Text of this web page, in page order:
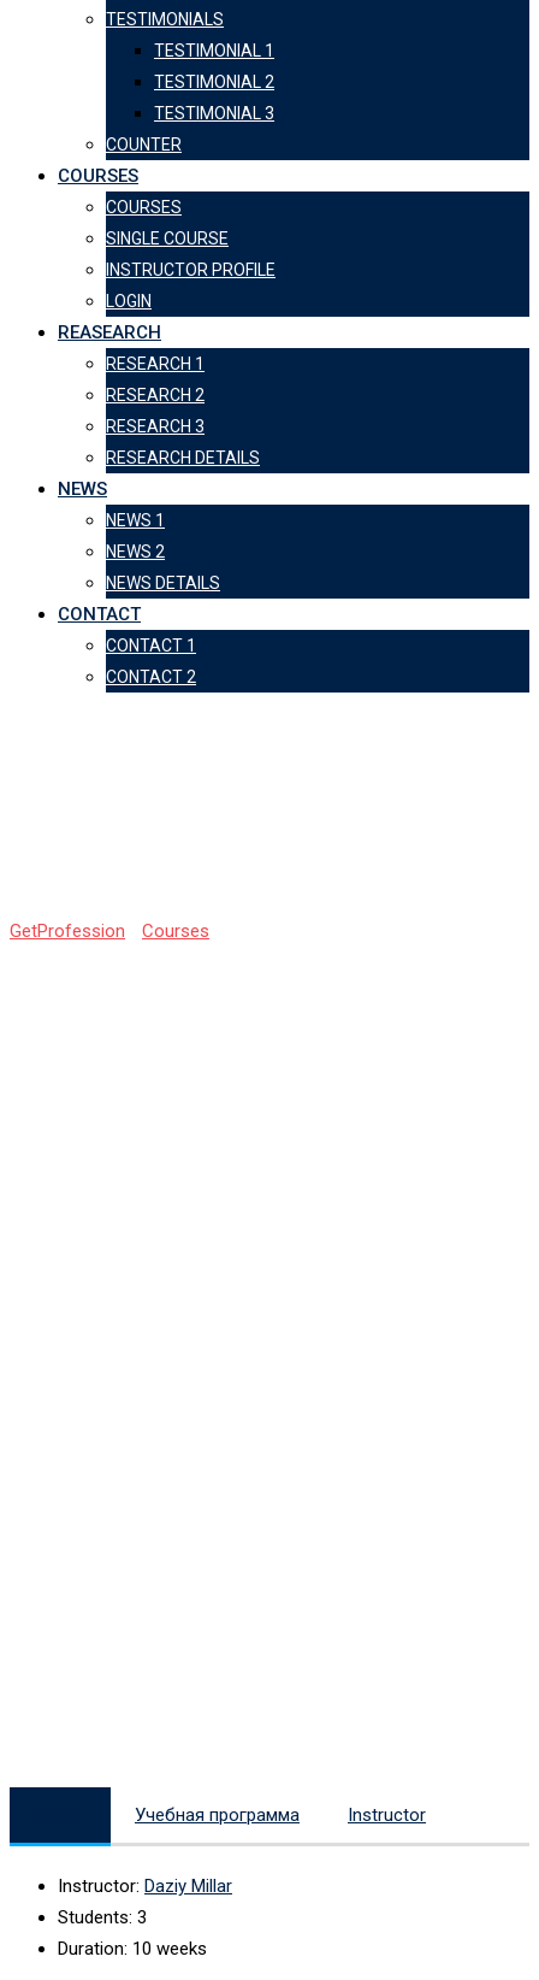
TESTIMONIALS
TESTIMONIAL 1
TESTIMONIAL 2
TESTIMONIAL 3
COUNTER
COURSES
COURSES
SINGLE COURSE
INSTRUCTOR PROFILE
LOGIN
REASEARCH
RESEARCH 1
RESEARCH 2
RESEARCH 3
RESEARCH DETAILS
NEWS
NEWS 1
NEWS 2
NEWS DETAILS
CONTACT
CONTACT 1
CONTACT 2
GetProfession Courses
Учебная программа Instructor
Instructor: Daziy Millar
Students: 3
Duration: 10 weeks